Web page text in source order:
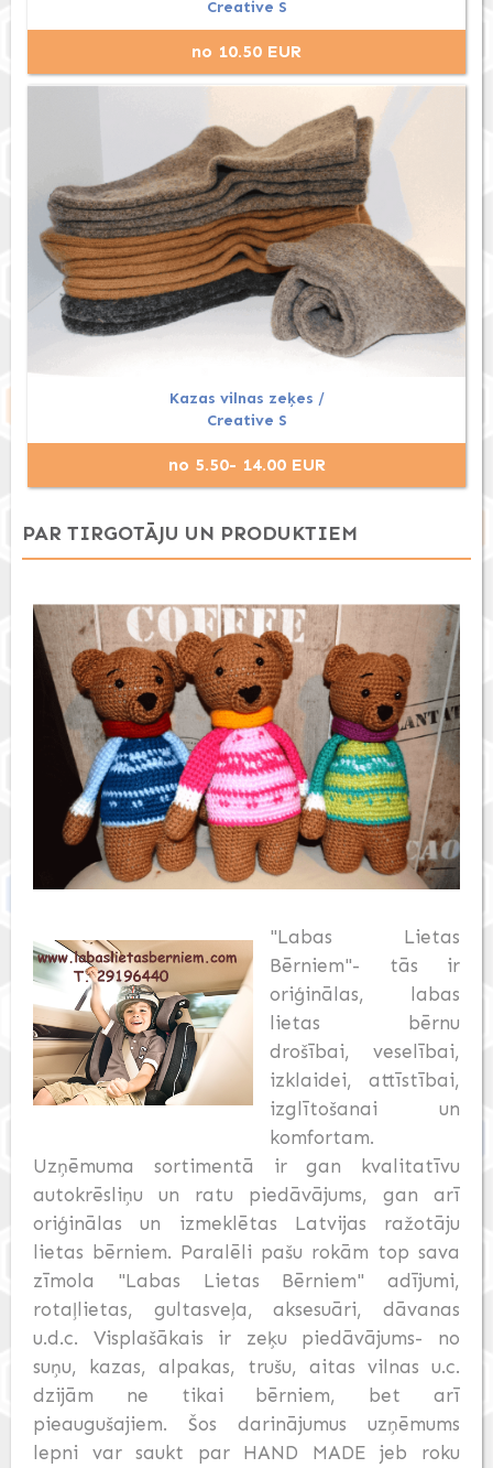
Creative S
no 10.50 EUR
Kazas vilnas zeķes /
Creative S
no 5.50- 14.00 EUR
PAR TIRGOTĀJU UN PRODUKTIEM
"Labas Lietas
Bērniem"- tās ir
oriģinālas, labas
lietas bērnu
drošībai, veselībai,
izklaidei, attīstībai,
izglītošanai un
komfortam.
Uzņēmuma sortimentā ir gan kvalitatīvu
autokrēsliņu un ratu piedāvājums, gan arī
oriģinālas un izmeklētas Latvijas ražotāju
lietas bērniem. Paralēli pašu rokām top sava
zīmola "Labas Lietas Bērniem" adījumi,
rotaļlietas, gultasveļa, aksesuāri, dāvanas
u.d.c. Visplašākais ir zeķu piedāvājums- no
suņu, kazas, alpakas, trušu, aitas vilnas u.c.
dzijām ne tikai bērniem, bet arī
pieaugušajiem. Šos darinājumus uzņēmums
lepni var saukt par HAND MADE jeb roku